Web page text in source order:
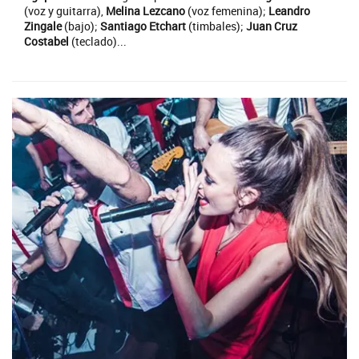
(voz y guitarra), Melina Lezcano (voz femenina); Leandro
Zingale(bajo); Santiago Etchart (timbales); Juan Cruz
Costabel (teclado)...